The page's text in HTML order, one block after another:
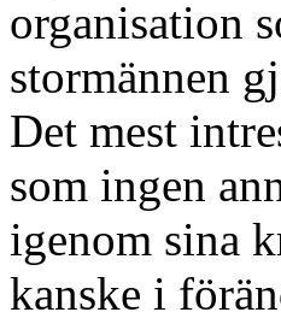
organisation
stormännen
Det mest
som ingen
igenom sina
kanske i